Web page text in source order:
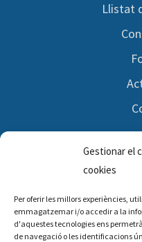
Gestionar el
cookies
Per oferir les millors experiències,
emmagatzemar i/o accedir a la
d'aquestes tecnologies ens
de navegació o les identificacions
Llistat